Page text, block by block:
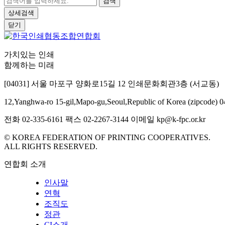
상세검색
닫기
가치있는 인쇄
함께하는 미래
[04031] 서울 마포구 양화로15길 12 인쇄문화회관3층 (서교동)
12,Yanghwa-ro 15-gil,Mapo-gu,Seoul,Republic of Korea (zipcode)
전화 02-335-6161 팩스 02-2267-3144 이메일 kp@k-fpc.or.kr
© KOREA FEDERATION OF PRINTING COOPERATIVES.
ALL RIGHTS RESERVED.
연합회 소개
인사말
연혁
조직도
정관